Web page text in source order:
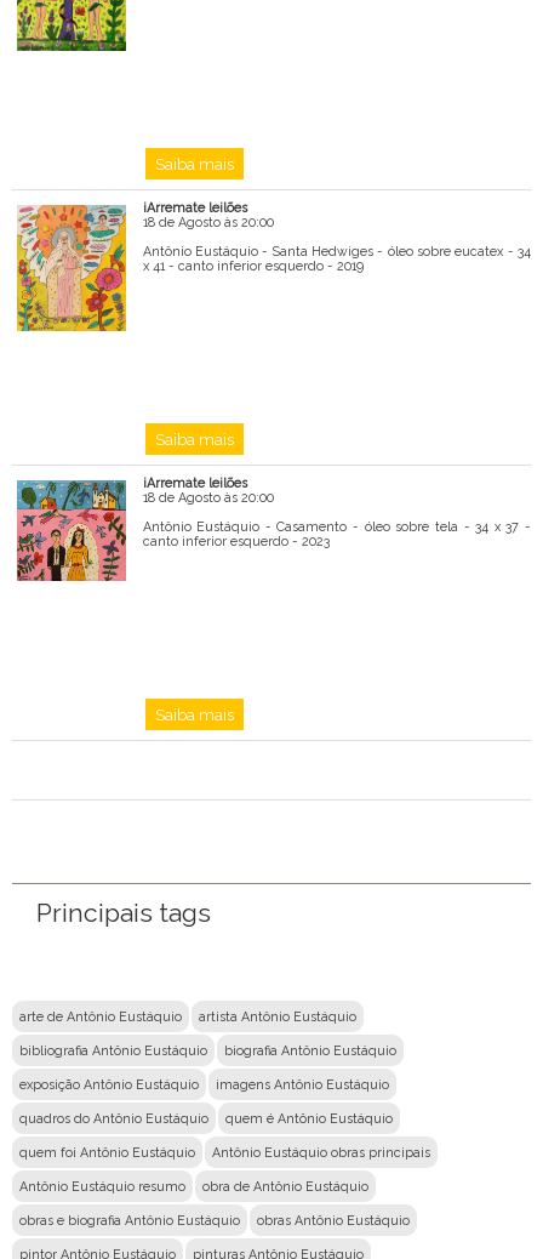
Saiba mais
iArremate leilões
18 de Agosto às 20:00
Antônio Eustáquio - Santa Hedwiges - óleo sobre eucatex - 34
x 41 - canto inferior esquerdo - 2019
Saiba mais
iArremate leilões
18 de Agosto às 20:00
Antônio Eustáquio - Casamento - óleo sobre tela - 34 x 37 -
canto inferior esquerdo - 2023
Saiba mais
Principais tags
arte de Antônio Eustáquio artista Antônio Eustáquio
bibliografia Antônio Eustáquio biografia Antônio Eustáquio
exposição Antônio Eustáquio imagens Antônio Eustáquio
quadros do Antônio Eustáquio quem é Antônio Eustáquio
quem foi Antônio Eustáquio Antônio Eustáquio obras principais
Antônio Eustáquio resumo obra de Antônio Eustáquio
obras e biografia Antônio Eustáquio obras Antônio Eustáquio
pintor Antônio Eustáquio pinturas Antônio Eustáquio